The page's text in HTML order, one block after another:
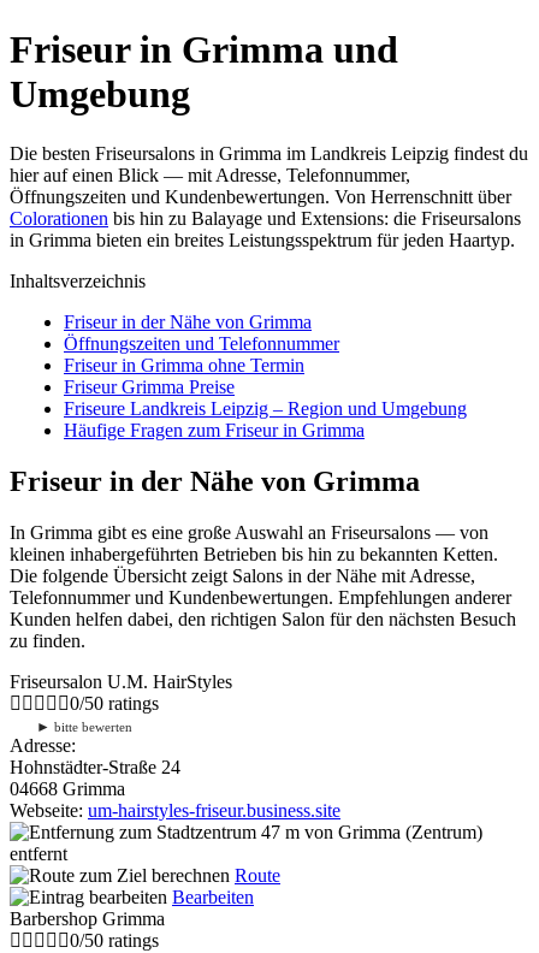
Friseur in Grimma und
Umgebung
Die besten Friseursalons in Grimma im Landkreis Leipzig findest du
hier auf einen Blick — mit Adresse, Telefonnummer,
Öffnungszeiten und Kundenbewertungen. Von Herrenschnitt über
Colorationen bis hin zu Balayage und Extensions: die Friseursalons
in Grimma bieten ein breites Leistungsspektrum für jeden Haartyp.
Inhaltsverzeichnis
Friseur in der Nähe von Grimma
Öffnungszeiten und Telefonnummer
Friseur in Grimma ohne Termin
Friseur Grimma Preise
Friseure Landkreis Leipzig – Region und Umgebung
Häufige Fragen zum Friseur in Grimma
Friseur in der Nähe von Grimma
In Grimma gibt es eine große Auswahl an Friseursalons — von
kleinen inhabergeführten Betrieben bis hin zu bekannten Ketten.
Die folgende Übersicht zeigt Salons in der Nähe mit Adresse,
Telefonnummer und Kundenbewertungen. Empfehlungen anderer
Kunden helfen dabei, den richtigen Salon für den nächsten Besuch
zu finden.
Friseursalon U.M. HairStyles
0/50 ratings
► bitte bewerten
Adresse:
Hohnstädter-Straße 24
04668 Grimma
Webseite: um-hairstyles-friseur.business.site
47 m von Grimma (Zentrum)
entfernt
Route
Bearbeiten
Barbershop Grimma
0/50 ratings